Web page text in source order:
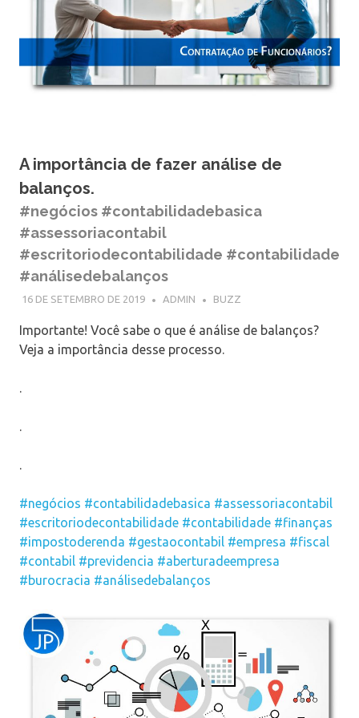
A importância de fazer análise de
balanços.
#negócios #contabilidadebasica
#assessoriacontabil
#escritoriodecontabilidade #contabilidade
#análisedebalanços
16 DE SETEMBRO DE 2019 ADMIN BUZZ
Importante! Você sabe o que é análise de balanços?
Veja a importância desse processo.
#negócios #contabilidadebasica #assessoriacontabil
#escritoriodecontabilidade #contabilidade #finanças
#impostoderenda #gestaocontabil #empresa #fiscal
#contabil #previdencia #aberturadeempresa
#burocracia #análisedebalanços